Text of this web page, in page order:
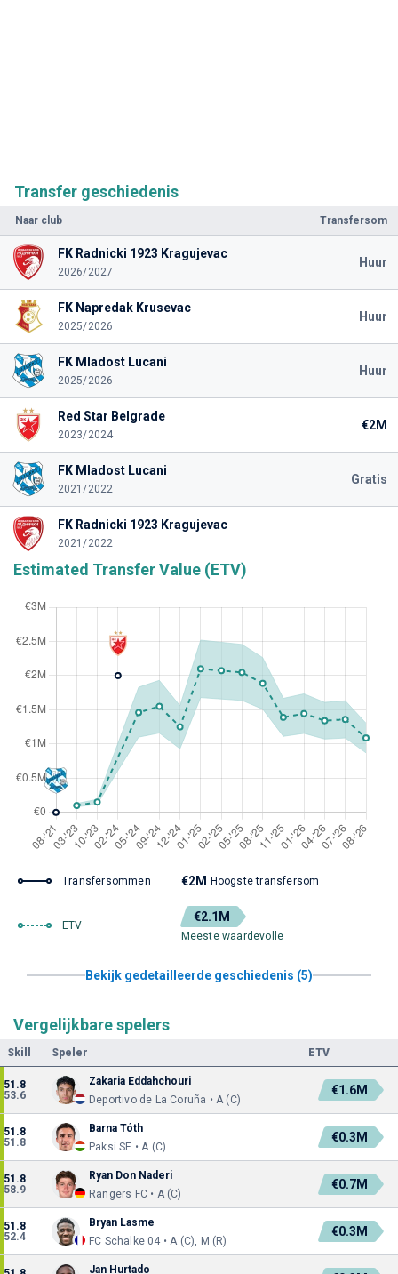
Transfer geschiedenis
Naar club Transfersom
FK Radnicki 1923 Kragujevac
2026/2027
Huur
FK Napredak Krusevac
2025/2026
Huur
FK Mladost Lucani
2025/2026
Huur
Red Star Belgrade
2023/2024
€2M
FK Mladost Lucani
2021/2022
Gratis
FK Radnicki 1923 Kragujevac
2021/2022
Estimated Transfer Value (ETV)
Transfersommen €2M Hoogste transfersom
ETV
€2.1M
Meeste waardevolle
Bekijk gedetailleerde geschiedenis (5)
Vergelijkbare spelers
Skill Speler ETV
51.8
53.6
Zakaria Eddahchouri
Deportivo de La Coruña • A (C)
€1.6M
51.8
51.8
Barna Tóth
Paksi SE • A (C)
€0.3M
51.8
58.9
Ryan Don Naderi
Rangers FC • A (C)
€0.7M
51.8
52.4
Bryan Lasme
FC Schalke 04 • A (C), M (R)
€0.3M
Jan Hurtado